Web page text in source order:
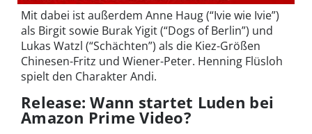
Mit dabei ist außerdem Anne Haug (“Ivie wie Ivie”)
als Birgit sowie Burak Yigit (“Dogs of Berlin”) und
Lukas Watzl (“Schächten”) als die Kiez-Größen
Chinesen-Fritz und Wiener-Peter. Henning Flüsloh
spielt den Charakter Andi.
Release: Wann startet Luden bei
Amazon Prime Video?